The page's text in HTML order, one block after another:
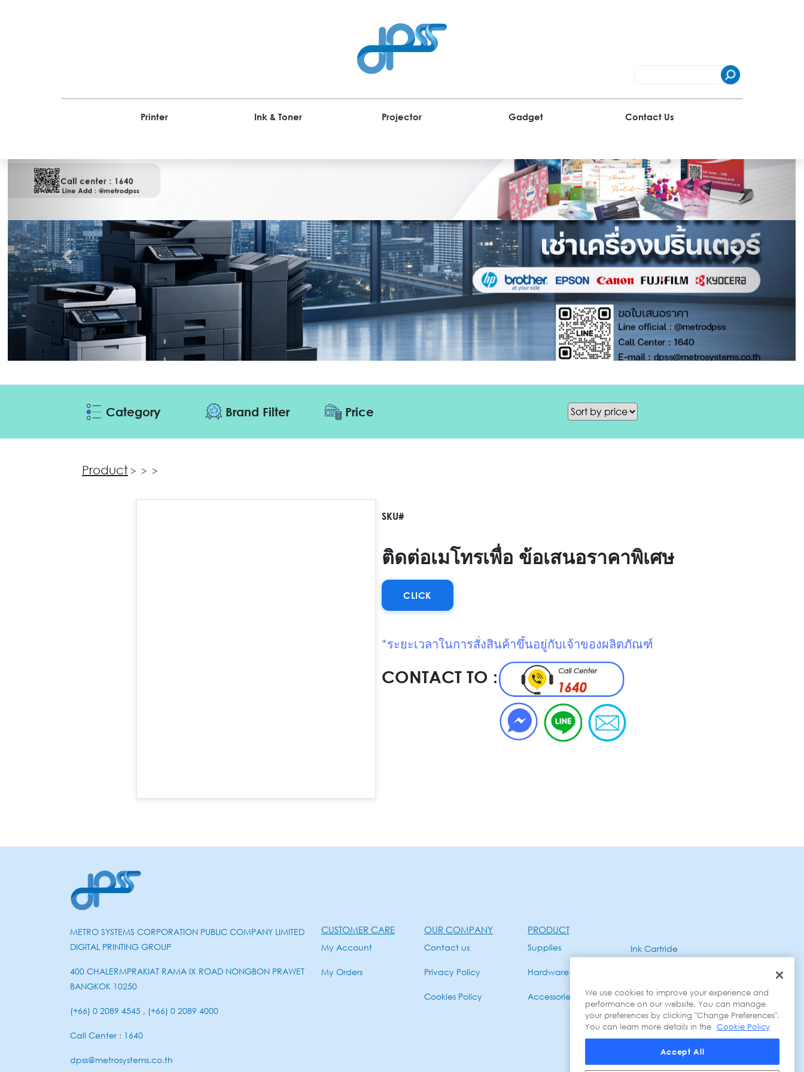
Printer Ink & Toner Projector Gadget Contact Us
Category Brand Filter Price
Product > > >
SKU#
ติดต่อเมโทรเพื่อ ข้อเสนอราคาพิเศษ
CLICK
*ระยะเวลาในการสั่งสินค้าขึ้นอยู่กับเจ้าของผลิตภัณฑ์
CONTACT TO :
METRO SYSTEMS CORPORATION PUBLIC COMPANY LIMITED
DIGITAL PRINTING GROUP
400 CHALERMPRAKIAT RAMA IX ROAD NONGBON PRAWET
BANGKOK 10250
(+66) 0 2089 4545 , (+66) 0 2089 4000
Call Center : 1640
dpss@metrosystems.co.th
CUSTOMER CARE
My Account
My Orders
OUR COMPANY
Contact us
Privacy Policy
Cookies Policy
PRODUCT
Supplies
Hardware
Accessories
Ink Cartride
We use cookies to improve your experience and
performance on our website. You can manage
your preferences by clicking "Change Preferences".
You can learn more details in the Cookie Policy
Accept All